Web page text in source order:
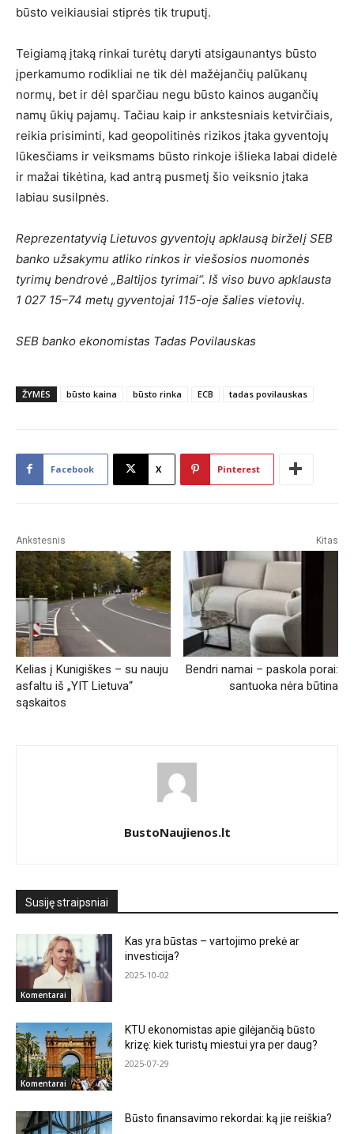
būsto veikiausiai stiprės tik truputį.
Teigiamą įtaką rinkai turėtų daryti atsigaunantys būsto
įperkamumo rodikliai ne tik dėl mažėjančių palūkanų
normų, bet ir dėl sparčiau negu būsto kainos augančių
namų ūkių pajamų. Tačiau kaip ir ankstesniais ketvirčiais,
reikia prisiminti, kad geopolitinės rizikos įtaka gyventojų
lūkesčiams ir veiksmams būsto rinkoje išlieka labai didelė
ir mažai tikėtina, kad antrą pusmetį šio veiksnio įtaka
labiau susilpnės.
Reprezentatyvią Lietuvos gyventojų apklausą birželį SEB
banko užsakymu atliko rinkos ir viešosios nuomonės
tyrimų bendrovė „Baltijos tyrimai“. Iš viso buvo apklausta
1 027 15–74 metų gyventojai 115-oje šalies vietovių.
SEB banko ekonomistas Tadas Povilauskas
ŽYMĖS būsto kaina būsto rinka ECB tadas povilauskas
Facebook X Pinterest
Ankstesnis
Kelias į Kunigiškes – su nauju
asfaltu iš „YIT Lietuva“
sąskaitos
Kitas
Bendri namai – paskola porai:
santuoka nėra būtina
BustoNaujienos.lt
Susiję straipsniai
Komentarai
Kas yra būstas – vartojimo prekė ar
investicija?
2025-10-02
Komentarai
KTU ekonomistas apie gilėjančią būsto
krizę: kiek turistų miestui yra per daug?
2025-07-29
Būsto finansavimo rekordai: ką jie reiškia?